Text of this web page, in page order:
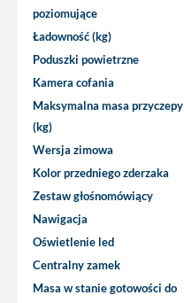
poziomujące
Ładowność (kg)
Poduszki powietrzne
Kamera cofania
Maksymalna masa przyczepy
(kg)
Wersja zimowa
Kolor przedniego zderzaka
Zestaw głośnomówiący
Nawigacja
Oświetlenie led
Centralny zamek
Masa w stanie gotowości do